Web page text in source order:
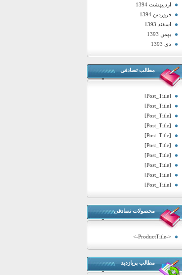
اردیبهشت 1394
فروردین 1394
اسفند 1393
بهمن 1393
دی 1393
مطالب تصادفی
[Post_Title]
[Post_Title]
[Post_Title]
[Post_Title]
[Post_Title]
[Post_Title]
[Post_Title]
[Post_Title]
[Post_Title]
[Post_Title]
محصولات تصادفی
<-ProductTitle->
مطالب پربازدید